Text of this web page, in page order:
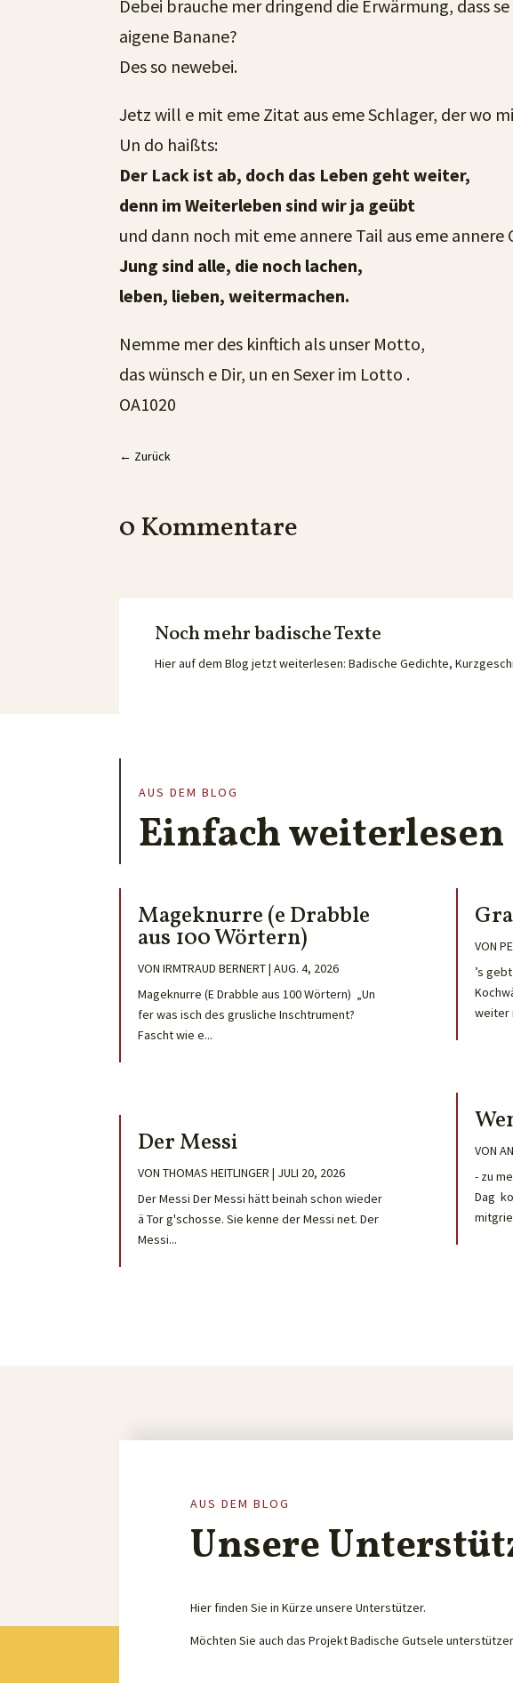
Debei brauche mer dringend die Erwärmung, dass
aigene Banane?
Des so newebei.
Jetz will e mit eme Zitat aus eme Schlager, der wo
Un do haißts:
Der Lack ist ab, doch das Leben geht weiter,
denn im Weiterleben sind wir ja geübt
und dann noch mit eme annere Tail aus eme annere
Jung sind alle, die noch lachen,
leben, lieben, weitermachen.
Nemme mer des kinftich als unser Motto,
das wünsch e Dir, un en Sexer im Lotto .
OA1020
← Zurück
0 Kommentare
Noch mehr badische Texte
Hier auf dem Blog jetzt weiterlesen: Badische Gedichte,
AUS DEM BLOG
Einfach weiterlesen
Mageknurre (e Drabble
aus 100 Wörtern)
VONIRMTRAUD BERNERT|AUG. 4, 2026
Mageknurre (E Drabble aus 100 Wörtern) „Un
fer was isch des grusliche Inschtrument?
Fascht wie e...
Der Messi
VONTHOMAS HEITLINGER | JULI 20, 2026
Der Messi Der Messi hätt beinah schon wieder
ä Tor g'schosse. Sie kenne der Messi net. Der
Messi...
VON
’s
weiter
VON
- zu
Dag
AUS DEM BLOG
Unsere
Hier finden Sie in Kürze unsere Unterstützer.
Möchten Sie auch das Projekt Badische Gutsele